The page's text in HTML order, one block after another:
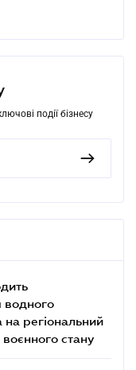
події бізнесу
водного
на регіональний
стану